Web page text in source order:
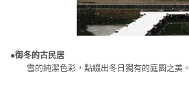
●御冬的古民居
雪的純潔色彩，點綴出冬日獨有的庭園之美。